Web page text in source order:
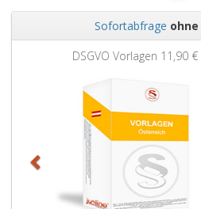
Sofortabfrage ohne
Grundbuchauszug
Zurück